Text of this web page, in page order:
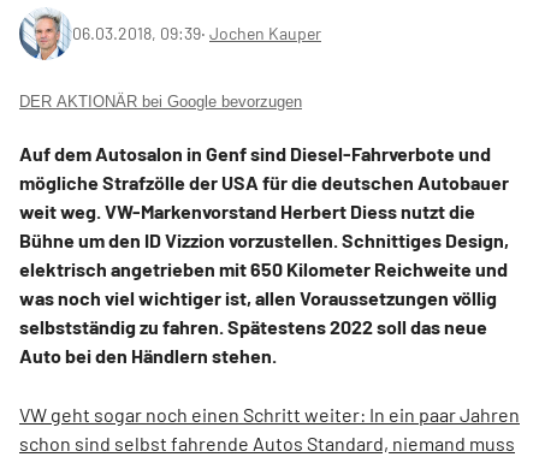
06.03.2018, 09:39‧ Jochen Kauper
DER AKTIONÄR bei Google bevorzugen
Auf dem Autosalon in Genf sind Diesel-Fahrverbote und
mögliche Strafzölle der USA für die deutschen Autobauer
weit weg. VW-Markenvorstand Herbert Diess nutzt die
Bühne um den ID Vizzion vorzustellen. Schnittiges Design,
elektrisch angetrieben mit 650 Kilometer Reichweite und
was noch viel wichtiger ist, allen Voraussetzungen völlig
selbstständig zu fahren. Spätestens 2022 soll das neue
Auto bei den Händlern stehen.
VW geht sogar noch einen Schritt weiter: In ein paar Jahren
schon sind selbst fahrende Autos Standard, niemand muss